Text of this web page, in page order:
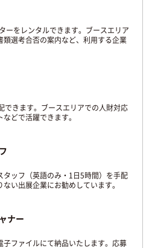
ーをレンタルできます。ブースエリア
類選考合否の案内など、利用する企業
できます。ブースエリアでの人財対応
どで活躍できます。
タッフ（英語のみ・1日5時間）を手配
い出展企業にお勧めしています。
ナー
子ファイルにて納品いたします。応募